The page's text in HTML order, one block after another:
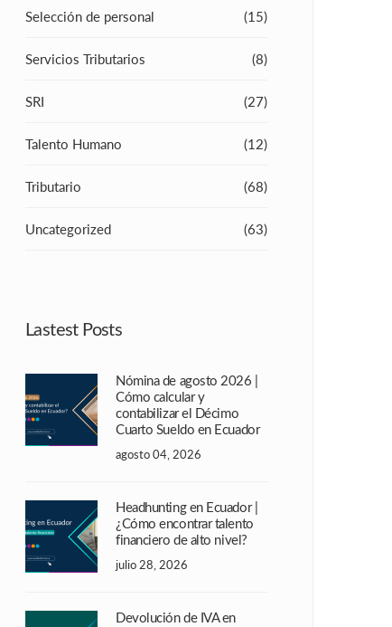
Selección de personal (15)
Servicios Tributarios (8)
SRI (27)
Talento Humano (12)
Tributario (68)
Uncategorized (63)
Lastest Posts
Nómina de agosto 2026 |
Cómo calcular y
contabilizar el Décimo
Cuarto Sueldo en Ecuador
agosto 04, 2026
Headhunting en Ecuador |
¿Cómo encontrar talento
financiero de alto nivel?
julio 28, 2026
Devolución de IVA en